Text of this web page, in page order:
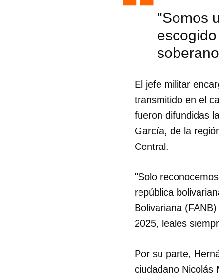
"Somos
El jefe militar
transmitido en el
fueron difundidas
García, de la
Central.
"Solo
república
Bolivariana
2025, leales
Por su parte,
ciudadano Nicolás